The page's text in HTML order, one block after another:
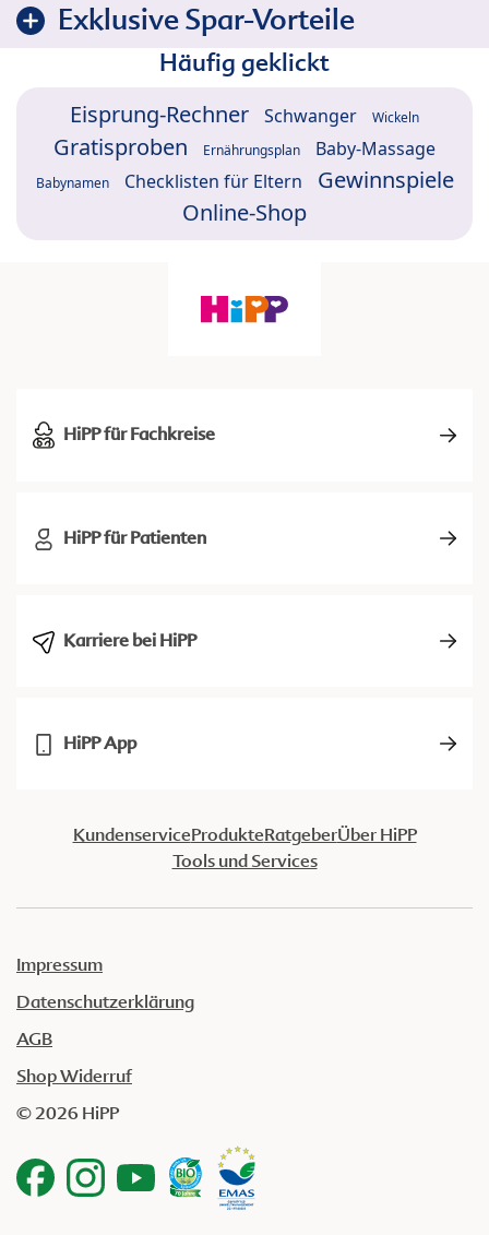
Exklusive Spar-Vorteile
Häufig geklickt
Eisprung-Rechner Schwanger Wickeln
Gratisproben Ernährungsplan Baby-Massage
Babynamen Checklisten für Eltern
Gewinnspiele
Online-Shop
HiPP für Fachkreise
HiPP für Patienten
Karriere bei HiPP
HiPP App
KundenserviceProdukteRatgeberÜber HiPP
Tools und Services
Impressum
Datenschutzerklärung
AGB
Shop Widerruf
© 2026 HiPP